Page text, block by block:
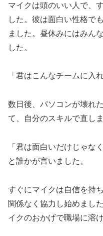
マイクは頭のいい人で、
した。彼は面白い性格で
ました。昼休みにはみん
した。
「君はこんなチームに入
数日後、パソコンが壊れ
て、自分のスキルで直しま
「君は面白いだけじゃな
と誰かが言いました。
すぐにマイクは自信を持
関係なく協力し始めまし
イクのおかげで職場に溶